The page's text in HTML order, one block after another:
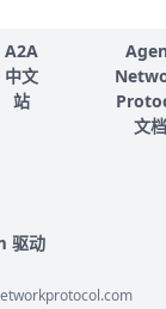
A2A
中文
站
文档
驱动